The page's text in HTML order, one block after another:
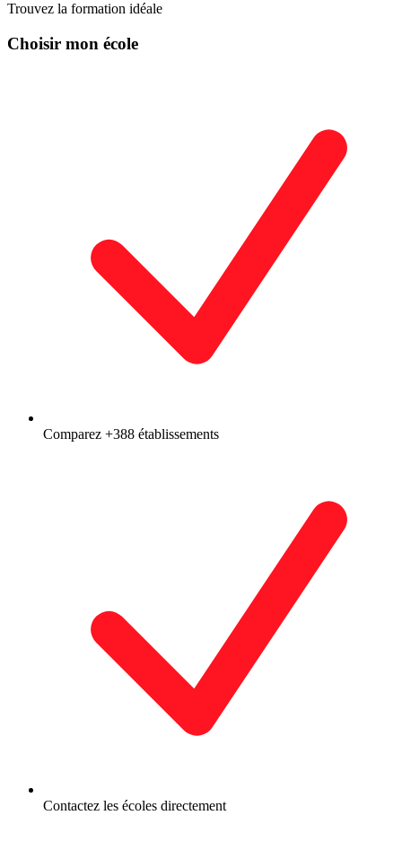
Trouvez la formation idéale
Choisir mon école
Comparez +388 établissements
Contactez les écoles directement